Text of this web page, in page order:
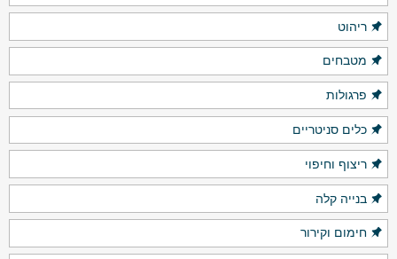
ריהוט
מטבחים
פרגולות
כלים סניטריים
ריצוף וחיפוי
בנייה קלה
חימום וקירור